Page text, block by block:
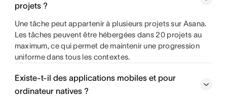
projets ?
Une tâche peut appartenir à plusieurs projets sur Asana.
Les tâches peuvent être hébergées dans 20 projets au
maximum, ce qui permet de maintenir une progression
uniforme dans tous les contextes.
Existe-t-il des applications mobiles et pour
ordinateur natives ?